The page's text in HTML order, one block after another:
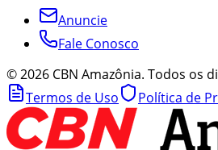
Anuncie
Fale Conosco
©2026 CBN Amazônia. Todos os
Termos de Uso
Política de